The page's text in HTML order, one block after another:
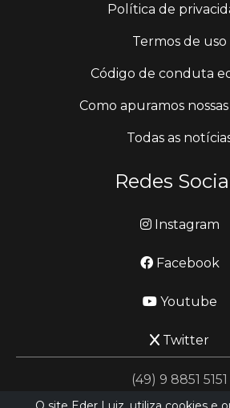
Política de
Termos de uso
Código de conduta
Como apuramos
Todas as
Redes
Instagram
Facebook
Youtube
Twitter
(49) 9 8851 5151